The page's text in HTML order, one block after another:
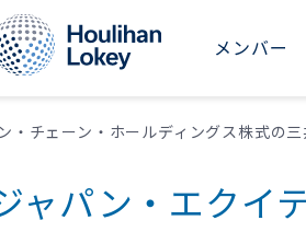
ング
メンバー
Australia
ャパン・エクイ